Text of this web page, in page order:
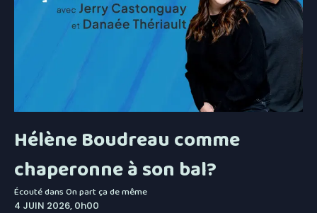
Hélène Boudreau comme
chaperonne à son bal?
Écouté dansOn part ça de même
4 JUIN 2026, 0h00